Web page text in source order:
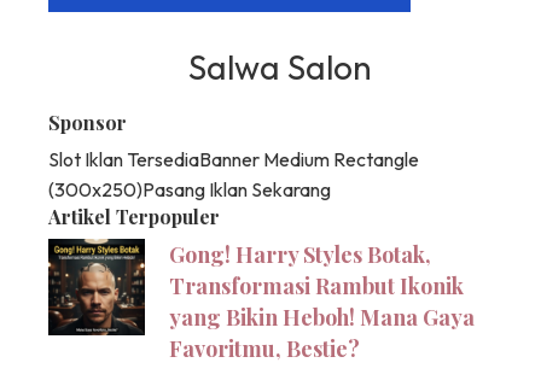
Salwa Salon
Sponsor
Slot Iklan TersediaBanner Medium Rectangle
(300x250)Pasang Iklan Sekarang
Artikel Terpopuler
Gong! Harry Styles Botak,
Transformasi Rambut Ikonik
yang Bikin Heboh! Mana Gaya
Favoritmu, Bestie?